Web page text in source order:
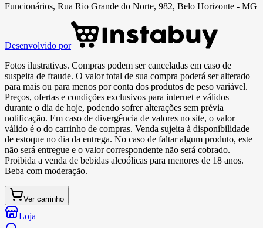
Funcionários, Rua Rio Grande do Norte, 982, Belo Horizonte - MG
Desenvolvido por
Fotos ilustrativas. Compras podem ser canceladas em caso de
suspeita de fraude. O valor total de sua compra poderá ser alterado
para mais ou para menos por conta dos produtos de peso variável.
Preços, ofertas e condições exclusivos para internet e válidos
durante o dia de hoje, podendo sofrer alterações sem prévia
notificação. Em caso de divergência de valores no site, o valor
válido é o do carrinho de compras. Venda sujeita à disponibilidade
de estoque no dia da entrega. No caso de faltar algum produto, este
não será entregue e o valor correspondente não será cobrado.
Proibida a venda de bebidas alcoólicas para menores de 18 anos.
Beba com moderação.
Ver carrinho
Loja